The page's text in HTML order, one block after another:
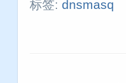
标签: dnsmasq